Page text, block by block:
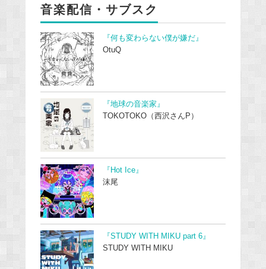
音楽配信・サブスク
『何も変わらない僕が嫌だ』
OtuQ
『地球の音楽家』
TOKOTOKO（西沢さんP）
『Hot Ice』
沫尾
『STUDY WITH MIKU part 6』
STUDY WITH MIKU